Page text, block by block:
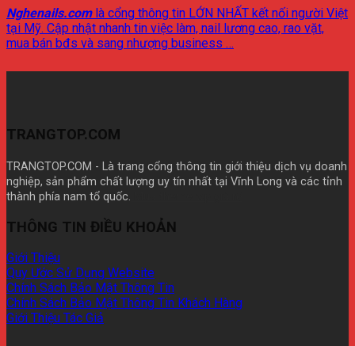
Nghenails.comlà cổng thông tin LỚN NHẤT kết nối người Việt
tại Mỹ. Cập nhật nhanh tin việc làm, nail lương cao, rao vặt,
mua bán bđs và sang nhượng business …
TRANGTOP.COM
TRANGTOP.COM - Là trang cổng thông tin giới thiệu dịch vụ doanh
nghiệp, sản phẩm chất lượng uy tín nhất tại Vĩnh Long và các tỉnh
thành phía nam tổ quốc.
THÔNG TIN ĐIỀU KHOẢN
Giới Thiệu
Quy Ước Sử Dụng Website
Chính Sách Bảo Mật Thông Tin
Chính Sách Bảo Mật Thông Tin Khách Hàng
Giới Thiệu Tác Giả